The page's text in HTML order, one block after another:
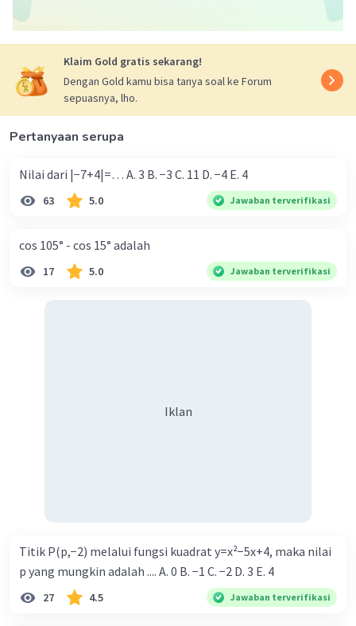
Klaim Gold gratis sekarang!
Dengan Gold kamu bisa tanya soal ke Forum
sepuasnya, lho.
Pertanyaan serupa
Nilai dari |−7+4|=… A. 3 B. −3 C. 11 D. −4 E. 4
63 5.0 Jawaban terverifikasi
cos 105° - cos 15° adalah
17 5.0 Jawaban terverifikasi
Iklan
Titik P(p,−2) melalui fungsi kuadrat y=x²−5x+4, maka nilai
p yang mungkin adalah .... A. 0 B. −1 C. −2 D. 3 E. 4
27 4.5 Jawaban terverifikasi